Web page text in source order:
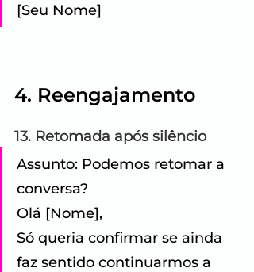
[Seu Nome]
4. Reengajamento
13. Retomada após silêncio
Assunto: Podemos retomar a
conversa?
Olá [Nome],
Só queria confirmar se ainda
faz sentido continuarmos a